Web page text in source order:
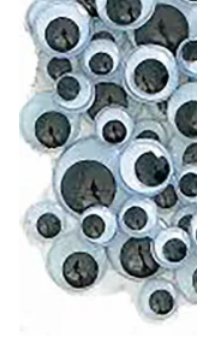
Meuble
Cuisine et
Salle de
Entretien et
Loisirs
Animalerie
Zoomer sur l'image